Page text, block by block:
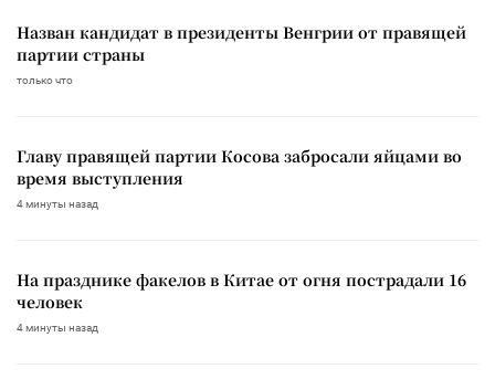
Назван кандидат в президенты Венгрии от правящей
партии страны
только что
Главу правящей партии Косова забросали яйцами во
время выступления
4 минуты назад
На празднике факелов в Китае от огня пострадали 16
человек
4 минуты назад